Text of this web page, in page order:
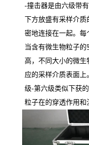
-撞击器是由六级带
下方放盛有采样介质
密地连接在一起。每
当含有微生物粒子
高，不同大小的微生
应的采样介质表面
级-第六级类似下获
粒子在的穿透作用和